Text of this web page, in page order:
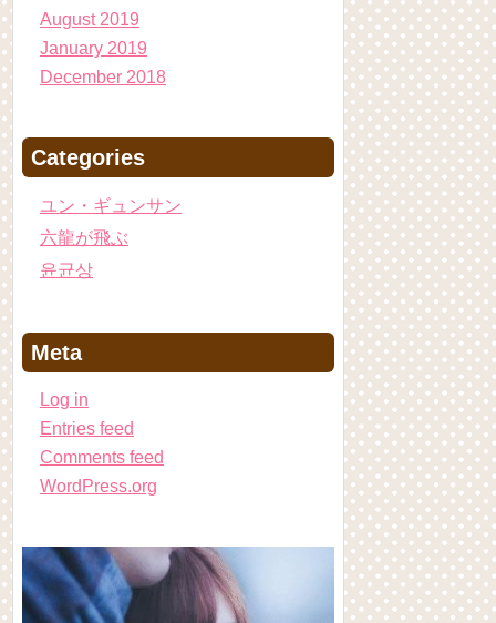
August 2019
January 2019
December 2018
Categories
ユン・ギュンサン
六龍が飛ぶ
윤균상
Meta
Log in
Entries feed
Comments feed
WordPress.org